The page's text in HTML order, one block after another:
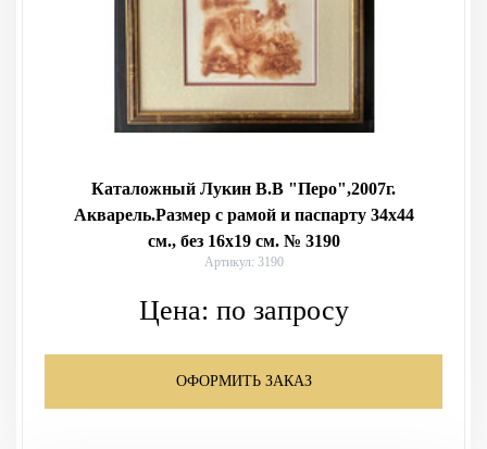
Каталожный Лукин В.В "Перо",2007г.
Акварель.Размер с рамой и паспарту 34х44
см., без 16х19 см. № 3190
Артикул: 3190
Цена: по запросу
ОФОРМИТЬ ЗАКАЗ